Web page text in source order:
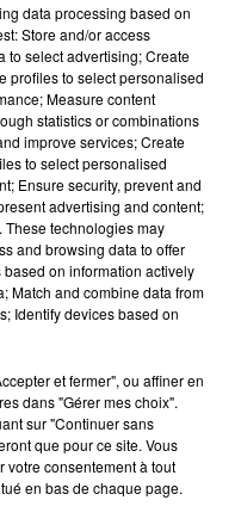
entrées pour le
Automobile au
invite à
Xperiences !
votre balade
data processing based on
Store and/or access
to select advertising; Create
profiles to select personalised
Measure content
statistics or combinations
improve services; Create
to select personalised
Ensure security, prevent and
advertising and content;
technologies may
and browsing data to offer
on information actively
Match and combine data from
Identify devices based on
et fermer", ou affiner en
dans "Gérer mes choix".
sur "Continuer sans
que pour ce site. Vous
votre consentement à tout
en bas de chaque page.